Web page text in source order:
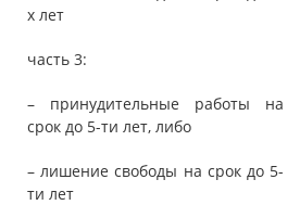
х лет
часть 3:
– принудительные работы на
срок до 5-ти лет, либо
– лишение свободы на срок до 5-
ти лет